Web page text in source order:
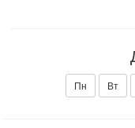
Пн Вт